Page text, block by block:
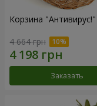
Корзина "Антивирус!"
4 664 грн
Заказать